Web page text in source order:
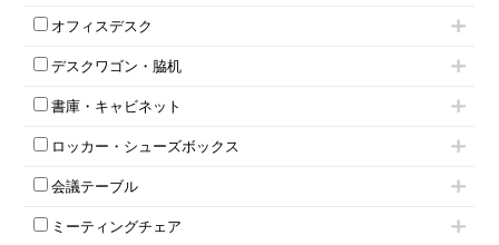
肘無しチェア
役員チェア
高級チェア（多機能チェア）
オフィスチェアその他
オフィスデスク
フリーアドレスデスク（ベンチデスク）
昇降デスク
オフィスデスクその他
両袖机
デスクワゴン・脇机
インワゴン2段
インワゴン3段
脇机
ワゴンその他
書庫・キャビネット
ハイキャビネット
ローキャビネット
両開きキャビネット
スチールキャビネット
上下連結キャビネット
ロッカー・シューズボックス
1人用ロッカー
2人用ロッカー
3人用ロッカー
4人用ロッカー
会議テーブル
スタッキングテーブル
ミーティングチェア